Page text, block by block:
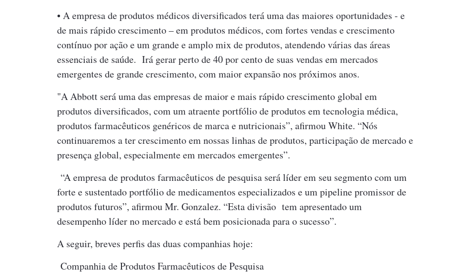
• A empresa de produtos médicos diversificados terá uma das maiores oportunidades - e
de mais rápido crescimento – em produtos médicos, com fortes vendas e crescimento
contínuo por ação e um grande e amplo mix de produtos, atendendo várias das áreas
essenciais de saúde. Irá gerar perto de 40 por cento de suas vendas em mercados
emergentes de grande crescimento, com maior expansão nos próximos anos.
"A Abbott será uma das empresas de maior e mais rápido crescimento global em
produtos diversificados, com um atraente portfólio de produtos em tecnologia médica,
produtos farmacêuticos genéricos de marca e nutricionais”, afirmou White. “Nós
continuaremos a ter crescimento em nossas linhas de produtos, participação de mercado e
presença global, especialmente em mercados emergentes”.
“A empresa de produtos farmacêuticos de pesquisa será líder em seu segmento com um
forte e sustentado portfólio de medicamentos especializados e um pipeline promissor de
produtos futuros”, afirmou Mr. Gonzalez. “Esta divisão tem apresentado um
desempenho líder no mercado e está bem posicionada para o sucesso”.
A seguir, breves perfis das duas companhias hoje:
Companhia de Produtos Farmacêuticos de Pesquisa